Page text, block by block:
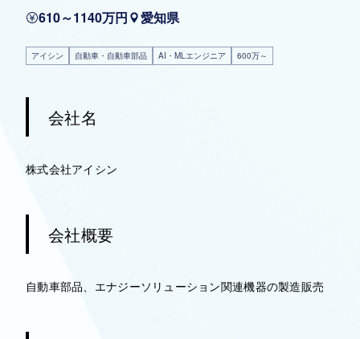
610～1140万円 愛知県
アイシン 自動車・自動車部品 AI・MLエンジニア 600万～
会社名
株式会社アイシン
会社概要
自動車部品、エナジーソリューション関連機器の製造販売